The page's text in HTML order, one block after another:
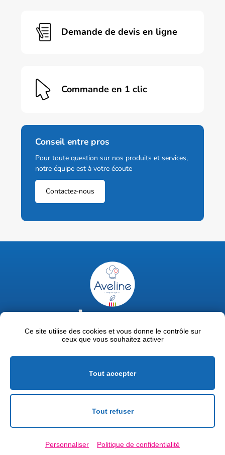
Demande de devis en ligne
Commande en 1 clic
Conseil entre pros
Pour toute question sur nos produits et services,
notre équipe est à votre écoute
Contactez-nous
02 47 63 18 92
contact@avelinepro.fr
Mentions légales
Politique de confidentialité
Ce site utilise des cookies et vous donne le contrôle sur
ceux que vous souhaitez activer
Tout accepter
Tout refuser
Personnaliser Politique de confidentialité